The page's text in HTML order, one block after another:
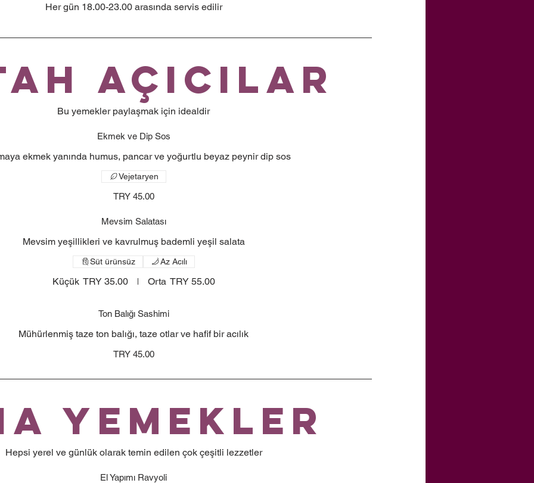
Her gün 18.00-23.00 arasında servis edilir
Açıcılar
Bu yemekler paylaşmak için idealdir
Ekmek ve Dip Sos
ekmek yanında humus, pancar ve yoğurtlu beyaz peynir dip sos
TRY 45.00
Vejetaryen
Mevsim Salatası
Mevsim yeşillikleri ve kavrulmuş bademli yeşil salata
Küçük TRY 35.00 Orta TRY 55.00
Süt ürünsüz Az Acılı
Ton Balığı Sashimi
Mühürlenmiş taze ton balığı, taze otlar ve hafif bir acılık
TRY 45.00
Yemekler
Hepsi yerel ve günlük olarak temin edilen çok çeşitli lezzetler
El Yapımı Ravyoli